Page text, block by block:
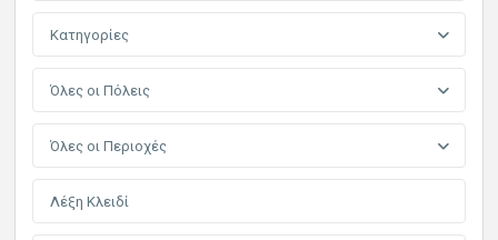
Κατηγορίες
Όλες οι Πόλεις
Όλες οι Περιοχές